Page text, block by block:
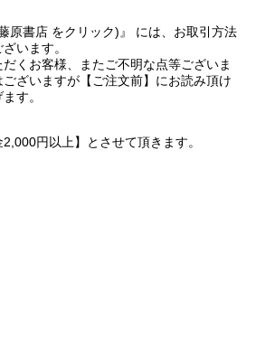
原書店 をクリック)』 には、お取引方法
います。
くお客様、またご不明な点等ございま
ざいますが【ご注文前】にお読み頂け
す。
円以上】とさせて頂きます。